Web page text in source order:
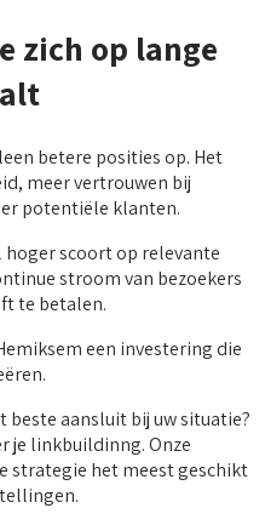
zich op lange
betere posities op. Het
meer vertrouwen bij
potentiële klanten.
scoort op relevante
stroom van bezoekers
te betalen.
een investering die
aansluit bij uw situatie?
je linkbuildinng. Onze
strategie het meest geschikt